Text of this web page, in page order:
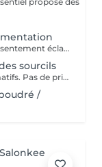
Rendez-vous informatif, remplissage du consentement éclairé pour la réalisation d'un acte de tatouage. Évaluation du tatouage à réaliser, choix de la technique la mieux adaptée. La consultation est considérée comme un acompte si prise de rendez-vous pour le tatouage endéans les 15 jours.
sourcils
Les prix et les temps indiqués sont approximatifs. Pas de prise de rendez-vous sans consultation préalable. Réservable en ligne ou par téléphone.
/